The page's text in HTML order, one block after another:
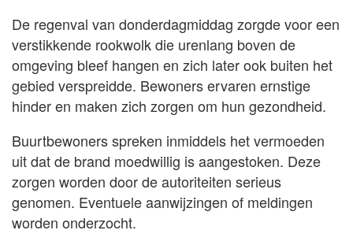
De regenval van donderdagmiddag zorgde voor een
verstikkende rookwolk die urenlang boven de
omgeving bleef hangen en zich later ook buiten het
gebied verspreidde. Bewoners ervaren ernstige
hinder en maken zich zorgen om hun gezondheid.
Buurtbewoners spreken inmiddels het vermoeden
uit dat de brand moedwillig is aangestoken. Deze
zorgen worden door de autoriteiten serieus
genomen. Eventuele aanwijzingen of meldingen
worden onderzocht.